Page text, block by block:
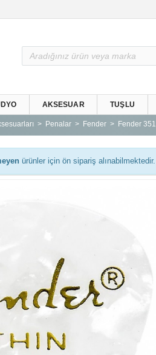
AKSESUAR TUŞLU
Penalar Fender Fender
ürünler için ön sipariş